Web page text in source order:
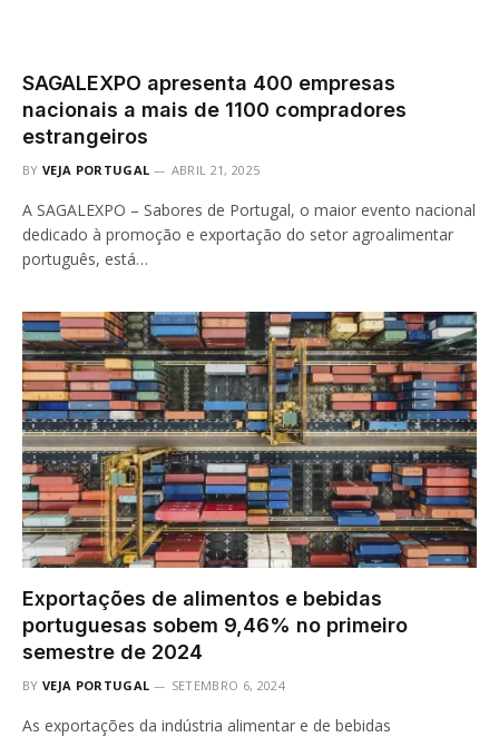
SAGALEXPO apresenta 400 empresas
nacionais a mais de 1100 compradores
estrangeiros
BY VEJA PORTUGAL ABRIL 21, 2025
A SAGALEXPO – Sabores de Portugal, o maior evento nacional
dedicado à promoção e exportação do setor agroalimentar
português, está…
Exportações de alimentos e bebidas
portuguesas sobem 9,46% no primeiro
semestre de 2024
BY VEJA PORTUGAL SETEMBRO 6, 2024
As exportações da indústria alimentar e de bebidas